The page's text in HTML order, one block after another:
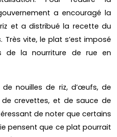
a encouragé la
et a distribué la recette du
vite, le plat s’est imposé
de la nourriture de rue en
nouilles de riz, d’œufs, de
crevettes, et de sauce de
de noter que certains
pensent que ce plat pourrait